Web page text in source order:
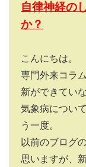
自律神経の
か？
こんにちは。
専門外来コラ
新ができてい
気象病につい
う一度。
以前のブログ
思いますが、